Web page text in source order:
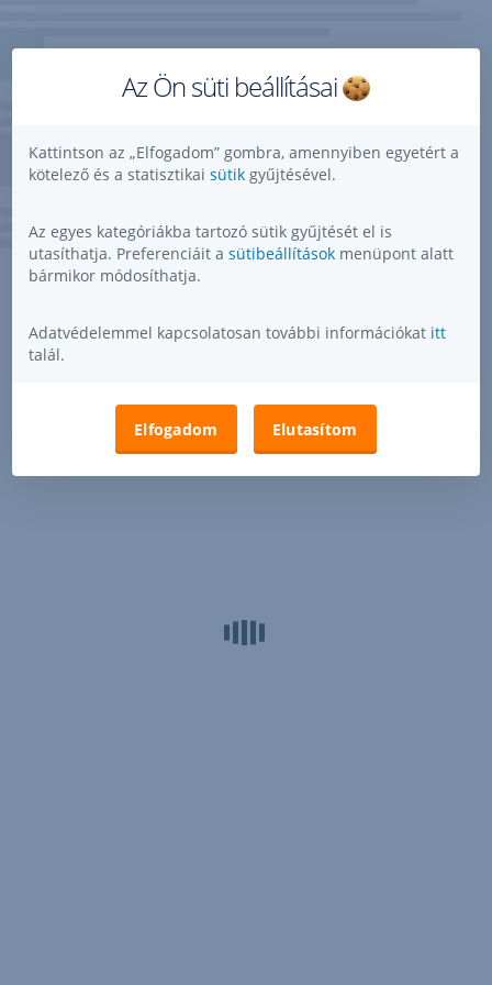
Az Ön süti beállításai
Kattintson az „Elfogadom” gombra, amennyiben egyetért a
kötelező és a statisztikai sütik gyűjtésével.
Az egyes kategóriákba tartozó sütik gyűjtését el is
utasíthatja. Preferenciáit a sütibeállítások menüpont alatt
bármikor módosíthatja.
Adatvédelemmel kapcsolatosan további információkat itt
talál.
Elfogadom Elutasítom